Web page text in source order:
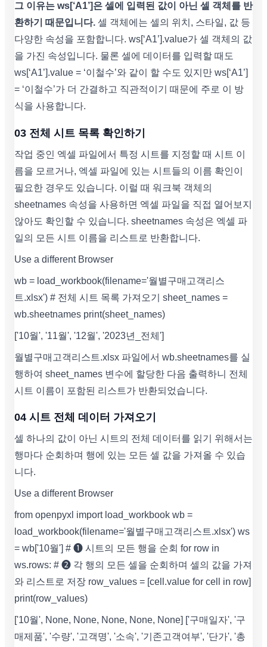
그 이유는 ws[‘A1’]은 셀에 입력된 값이 아닌 셀 객체를 반
환하기 때문입니다. 셀 객체에는 셀의 위치, 스타일, 값 등
다양한 속성을 포함합니다. ws[‘A1’].value가 셀 객체의 값
을 가진 속성입니다. 물론 셀에 데이터를 입력할 때도
ws[‘A1’].value = ‘이철수’와 같이 할 수도 있지만 ws[‘A1’]
= ‘이철수’가 더 간결하고 직관적이기 때문에 주로 이 방
식을 사용합니다.
03 전체 시트 목록 확인하기
작업 중인 엑셀 파일에서 특정 시트를 지정할 때 시트 이
름을 모르거나, 엑셀 파일에 있는 시트들의 이름 확인이
필요한 경우도 있습니다. 이럴 때 워크북 객체의
sheetnames 속성을 사용하면 엑셀 파일을 직접 열어보지
않아도 확인할 수 있습니다. sheetnames 속성은 엑셀 파
일의 모든 시트 이름을 리스트로 반환합니다.
Use a different Browser
wb = load_workbook(filename='월별구매고객리스
트.xlsx') # 전체 시트 목록 가져오기 sheet_names =
wb.sheetnames print(sheet_names)
['10월', '11월', '12월', '2023년_전체']
월별구매고객리스트.xlsx 파일에서 wb.sheetnames를 실
행하여 sheet_names 변수에 할당한 다음 출력하니 전체
시트 이름이 포함된 리스트가 반환되었습니다.
04 시트 전체 데이터 가져오기
셀 하나의 값이 아닌 시트의 전체 데이터를 읽기 위해서는
행마다 순회하며 행에 있는 모든 셀 값을 가져올 수 있습
니다.
Use a different Browser
from openpyxl import load_workbook wb =
load_workbook(filename='월별구매고객리스트.xlsx') ws
= wb['10월'] # ❶ 시트의 모든 행을 순회 for row in
ws.rows: # ❷ 각 행의 모든 셀을 순회하며 셀의 값을 가져
와 리스트로 저장 row_values = [cell.value for cell in row]
print(row_values)
['10월', None, None, None, None, None] ['구매일자', '구
매제품', '수량', '고객명', '소속', '기존고객여부', '단가', '총